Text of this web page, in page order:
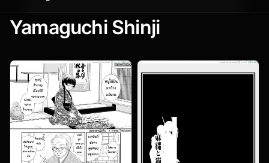
Yamaguchi Shinji